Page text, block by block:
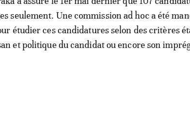
seulement. Une commission ad hoc a été
étudier ces candidatures selon des critères
et politique du candidat ou encore son